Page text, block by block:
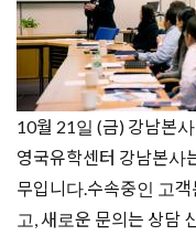
10월 21일 (금) 강남본
영국유학센터 강남본사
무입니다.수속중인 고
고, 새로운 문의는 상담